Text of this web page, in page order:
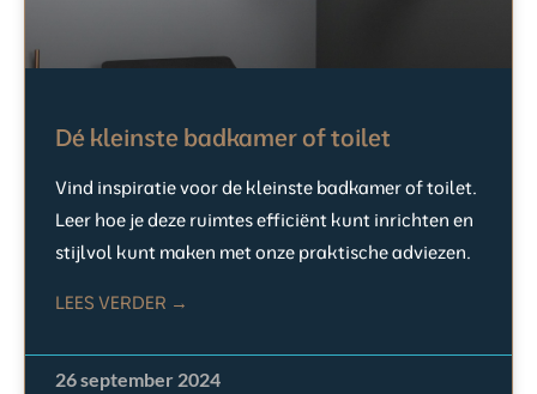
Dé kleinste badkamer of toilet
Vind inspiratie voor de kleinste badkamer of toilet.
Leer hoe je deze ruimtes efficiënt kunt inrichten en
stijlvol kunt maken met onze praktische adviezen.
LEES VERDER →
26 september 2024